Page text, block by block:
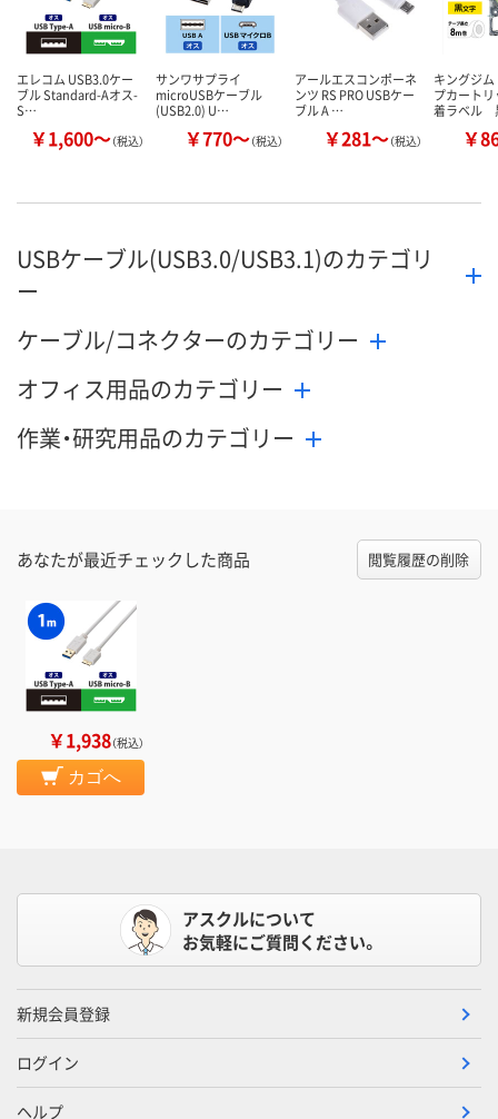
エレコム USB3.0ケー
ブル Standard-Aオス-
S…
￥1,600～（税込）
サンワサプライ
microUSBケーブル
(USB2.0) U…
￥770～（税込）
アールエスコンポーネ
ンツ RS PRO USBケー
ブル A …
￥281～（税込）
キングジ
プカート
着ラベル
￥
USBケーブル(USB3.0/USB3.1)のカテゴリ
ー
ケーブル/コネクターのカテゴリー
オフィス用品のカテゴリー
作業・研究用品のカテゴリー
あなたが最近チェックした商品 閲覧履歴の削除
￥1,938（税込）
カゴへ
アスクルについて
お気軽にご質問ください。
新規会員登録
ログイン
ヘルプ